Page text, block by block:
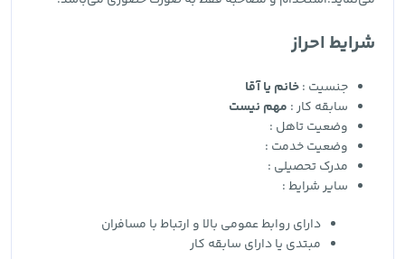
شرایط احراز
جنسیت :خانم یا آقا
سابقه کار : مهم نیست
وضعیت تاهل :
وضعیت خدمت :
مدرک تحصیلی :
سایر شرایط :
دارای روابط عمومی بالا و ارتباط با مسافران
مبتدی یا دارای سابقه کار